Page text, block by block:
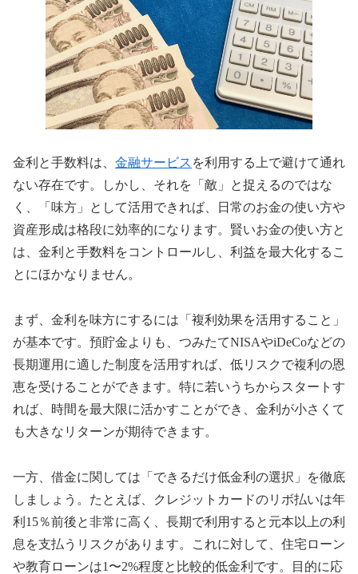
金利と手数料は、 金融サービス を利用する上で避けて通れ
ない存在です。しかし、それを「敵」と捉えるのではな
く、「味方」として活用できれば、日常のお金の使い方や
資産形成は格段に効率的になります。賢いお金の使い方と
は、金利と手数料をコントロールし、利益を最大化するこ
とにほかなりません。
まず、金利を味方にするには「複利効果を活用すること」
が基本です。預貯金よりも、つみたてNISAやiDeCoなどの
長期運用に適した制度を活用すれば、低リスクで複利の恩
恵を受けることができます。特に若いうちからスタートす
れば、時間を最大限に活かすことができ、金利が小さくて
も大きなリターンが期待できます。
一方、借金に関しては「できるだけ低金利の選択」を徹底
しましょう。たとえば、クレジットカードのリボ払いは年
利15％前後と非常に高く、長期で利用すると元本以上の利
息を支払うリスクがあります。これに対して、住宅ローン
や教育ローンは1〜2%程度と比較的低金利です。目的に応